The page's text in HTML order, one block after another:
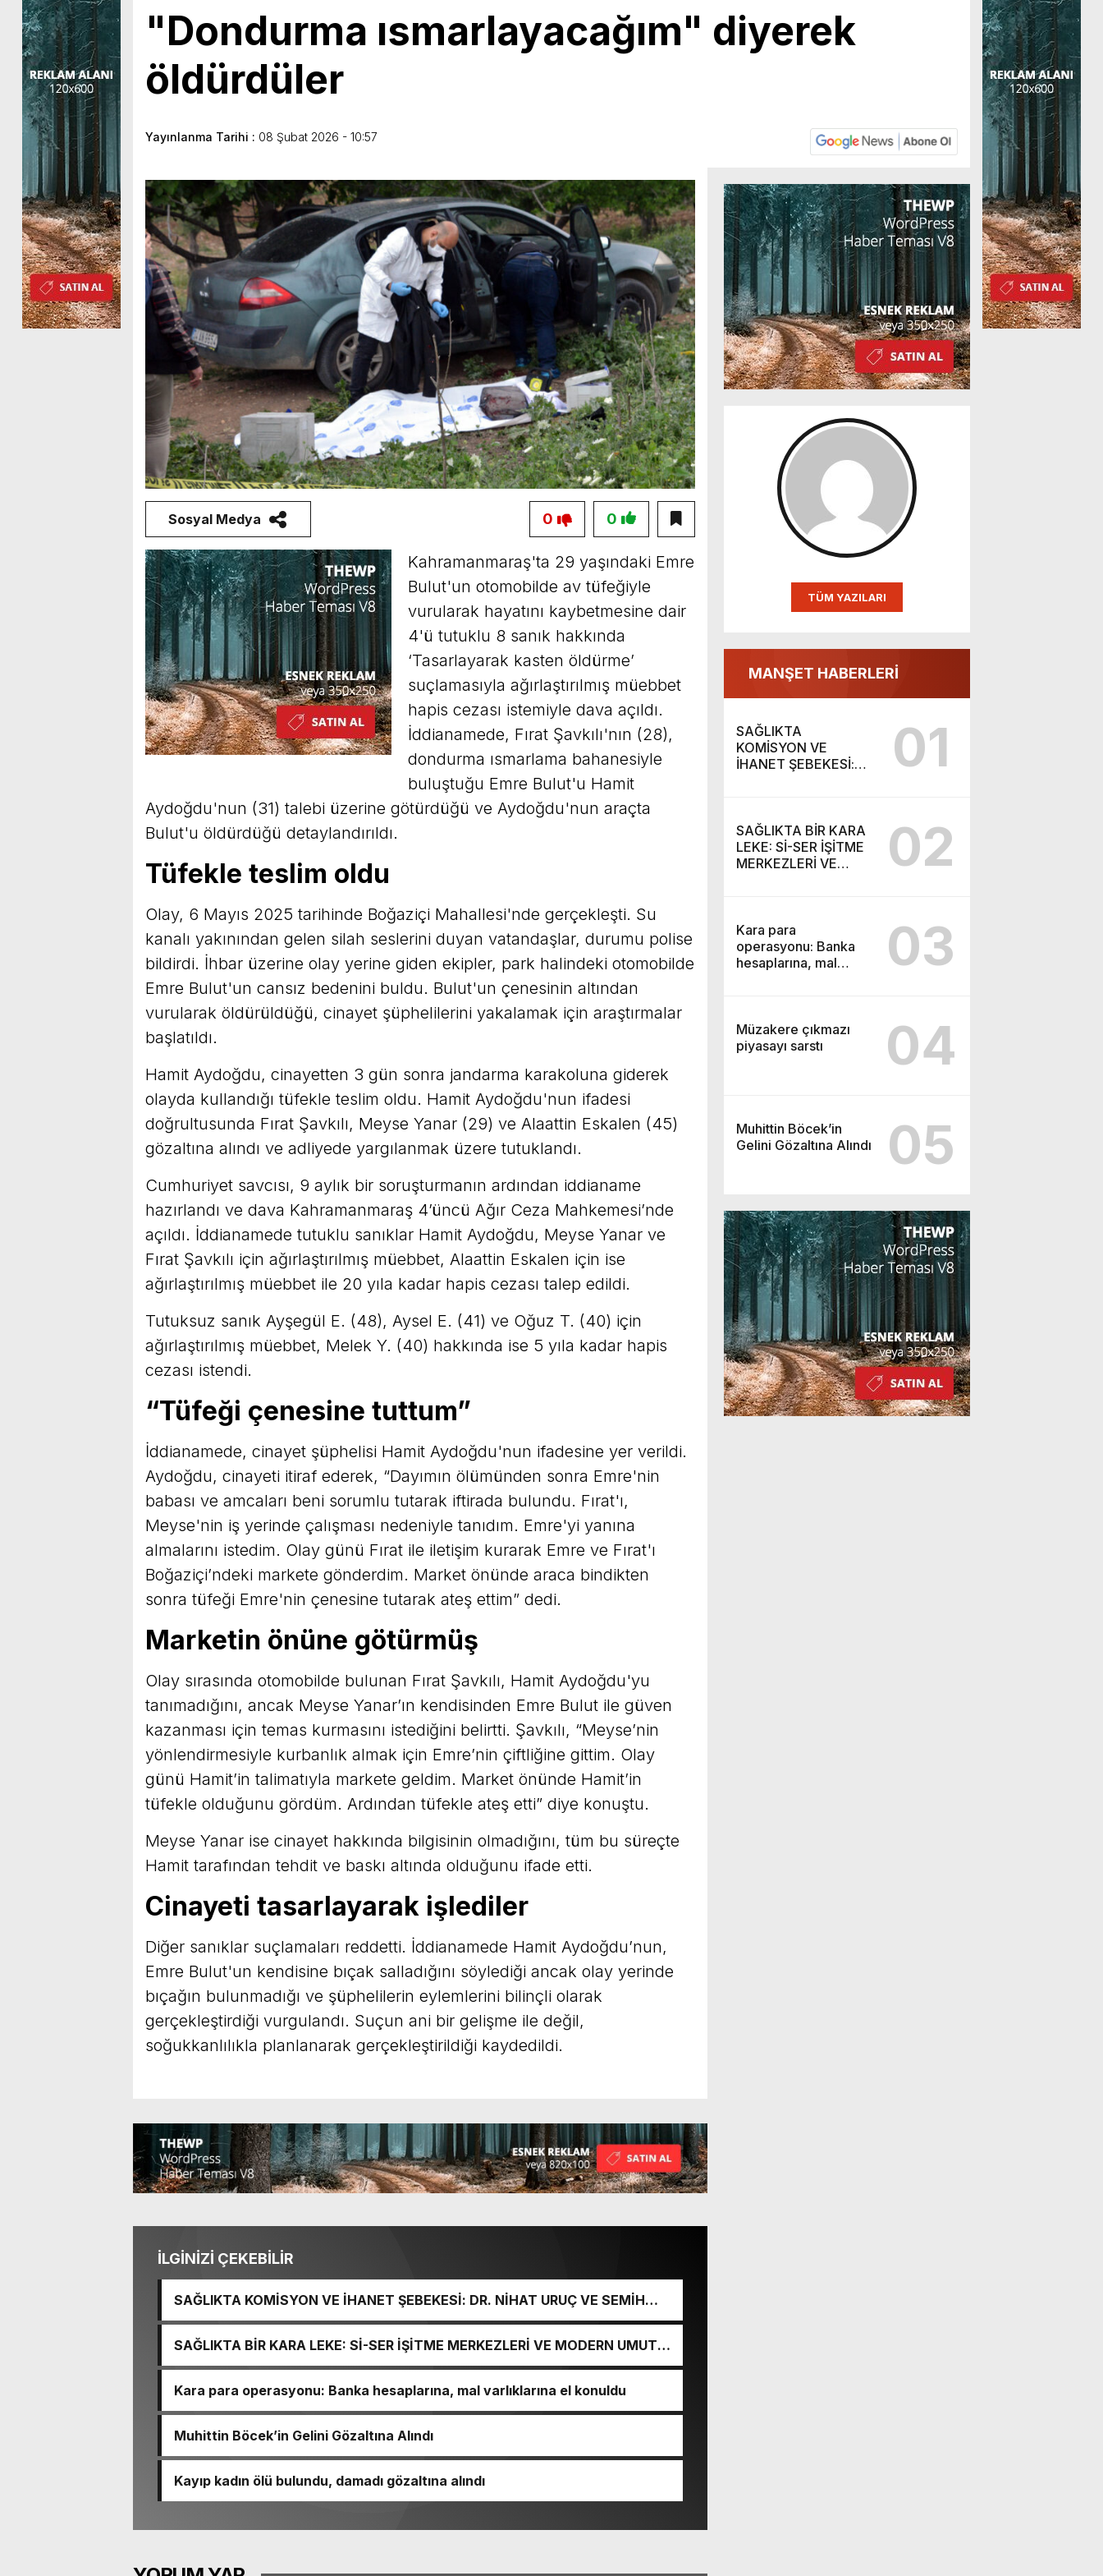
"Dondurma ısmarlayacağım" diyerek
öldürdüler
Yayınlanma Tarihi : 08 Şubat 2026 - 10:57
TÜM YAZILARI
MANŞET HABERLERİ
SAĞLIKTA
KOMİSYON VE
İHANET ŞEBEKESİ:
VURGUNU!
01
SAĞLIKTA BİR KARA
LEKE: Sİ-SER İŞİTME
MERKEZLERİ VE
02
Kara para
operasyonu: Banka
hesaplarına, mal
03
Müzakere çıkmazı
piyasayı sarstı
04
Muhittin Böcek’in
Gelini Gözaltına Alındı
05
Sosyal Medya 0
0
Kahramanmaraş'ta 29 yaşındaki Emre
Bulut'un otomobilde av tüfeğiyle
vurularak hayatını kaybetmesine dair
4'ü tutuklu 8 sanık hakkında
‘Tasarlayarak kasten öldürme’
suçlamasıyla ağırlaştırılmış müebbet
hapis cezası istemiyle dava açıldı.
İddianamede, Fırat Şavkılı'nın (28),
dondurma ısmarlama bahanesiyle
buluştuğu Emre Bulut'u Hamit
Aydoğdu'nun (31) talebi üzerine götürdüğü ve Aydoğdu'nun araçta
Bulut'u öldürdüğü detaylandırıldı.
Tüfekle teslim oldu
Olay, 6 Mayıs 2025 tarihinde Boğaziçi Mahallesi'nde gerçekleşti. Su
kanalı yakınından gelen silah seslerini duyan vatandaşlar, durumu polise
bildirdi. İhbar üzerine olay yerine giden ekipler, park halindeki otomobilde
Emre Bulut'un cansız bedenini buldu. Bulut'un çenesinin altından
vurularak öldürüldüğü, cinayet şüphelilerini yakalamak için araştırmalar
başlatıldı.
Hamit Aydoğdu, cinayetten 3 gün sonra jandarma karakoluna giderek
olayda kullandığı tüfekle teslim oldu. Hamit Aydoğdu'nun ifadesi
doğrultusunda Fırat Şavkılı, Meyse Yanar (29) ve Alaattin Eskalen (45)
gözaltına alındı ve adliyede yargılanmak üzere tutuklandı.
Cumhuriyet savcısı, 9 aylık bir soruşturmanın ardından iddianame
hazırlandı ve dava Kahramanmaraş 4’üncü Ağır Ceza Mahkemesi’nde
açıldı. İddianamede tutuklu sanıklar Hamit Aydoğdu, Meyse Yanar ve
Fırat Şavkılı için ağırlaştırılmış müebbet, Alaattin Eskalen için ise
ağırlaştırılmış müebbet ile 20 yıla kadar hapis cezası talep edildi.
Tutuksuz sanık Ayşegül E. (48), Aysel E. (41) ve Oğuz T. (40) için
ağırlaştırılmış müebbet, Melek Y. (40) hakkında ise 5 yıla kadar hapis
cezası istendi.
“Tüfeği çenesine tuttum”
İddianamede, cinayet şüphelisi Hamit Aydoğdu'nun ifadesine yer verildi.
Aydoğdu, cinayeti itiraf ederek, “Dayımın ölümünden sonra Emre'nin
babası ve amcaları beni sorumlu tutarak iftirada bulundu. Fırat'ı,
Meyse'nin iş yerinde çalışması nedeniyle tanıdım. Emre'yi yanına
almalarını istedim. Olay günü Fırat ile iletişim kurarak Emre ve Fırat'ı
Boğaziçi’ndeki markete gönderdim. Market önünde araca bindikten
sonra tüfeği Emre'nin çenesine tutarak ateş ettim” dedi.
Marketin önüne götürmüş
Olay sırasında otomobilde bulunan Fırat Şavkılı, Hamit Aydoğdu'yu
tanımadığını, ancak Meyse Yanar’ın kendisinden Emre Bulut ile güven
kazanması için temas kurmasını istediğini belirtti. Şavkılı, “Meyse’nin
yönlendirmesiyle kurbanlık almak için Emre’nin çiftliğine gittim. Olay
günü Hamit’in talimatıyla markete geldim. Market önünde Hamit’in
tüfekle olduğunu gördüm. Ardından tüfekle ateş etti” diye konuştu.
Meyse Yanar ise cinayet hakkında bilgisinin olmadığını, tüm bu süreçte
Hamit tarafından tehdit ve baskı altında olduğunu ifade etti.
Cinayeti tasarlayarak işlediler
Diğer sanıklar suçlamaları reddetti. İddianamede Hamit Aydoğdu’nun,
Emre Bulut'un kendisine bıçak salladığını söylediği ancak olay yerinde
bıçağın bulunmadığı ve şüphelilerin eylemlerini bilinçli olarak
gerçekleştirdiği vurgulandı. Suçun ani bir gelişme ile değil,
soğukkanlılıkla planlanarak gerçekleştirildiği kaydedildi.
İLGİNİZİ ÇEKEBİLİR
SAĞLIKTA KOMİSYON VE İHANET ŞEBEKESİ: DR. NİHAT URUÇ VE SEMİH
İŞİTME MERKEZİ’NİN SGK VURGUNU!
SAĞLIKTA BİR KARA LEKE: Sİ-SER İŞİTME MERKEZLERİ VE MODERN UMUT
TACİRLİĞİ
Kara para operasyonu: Banka hesaplarına, mal varlıklarına el konuldu
Muhittin Böcek’in Gelini Gözaltına Alındı
Kayıp kadın ölü bulundu, damadı gözaltına alındı